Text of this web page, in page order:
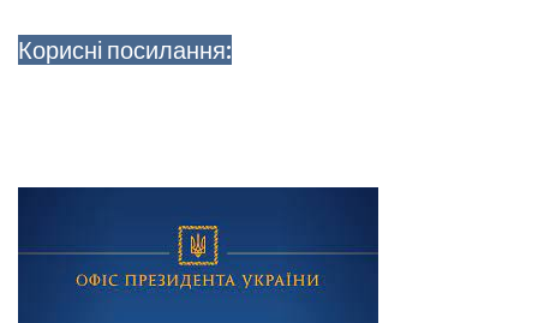
Корисні посилання: